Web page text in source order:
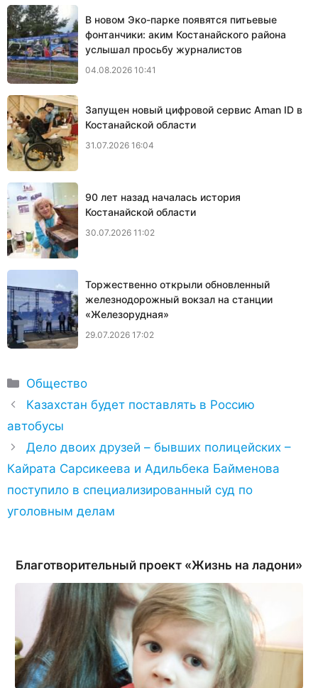
В новом Эко-парке появятся питьевые
фонтанчики: аким Костанайского района
услышал просьбу журналистов
04.08.2026 10:41
Запущен новый цифровой сервис Aman ID в
Костанайской области
31.07.2026 16:04
90 лет назад началась история
Костанайской области
30.07.2026 11:02
Торжественно открыли обновленный
железнодорожный вокзал на станции
«Железорудная»
29.07.2026 17:02
Рубрики
Общество
Казахстан будет поставлять в Россию
автобусы
Дело двоих друзей – бывших полицейских –
Кайрата Сарсикеева и Адильбека Байменова
поступило в специализированный суд по
уголовным делам
Благотворительный проект «Жизнь на ладони»